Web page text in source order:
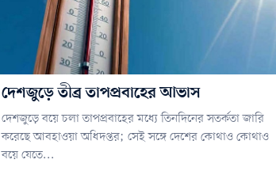
দেশজুড়ে তীব্র তাপপ্রবাহের আভাস
দেশজুড়ে বয়ে চলা তাপপ্রবাহের মধ্যে তিনদিনের সতর্কতা জারি
করেছে আবহাওয়া অধিদপ্তর; সেই সঙ্গে দেশের কোথাও কোথাও
বয়ে যেতে...